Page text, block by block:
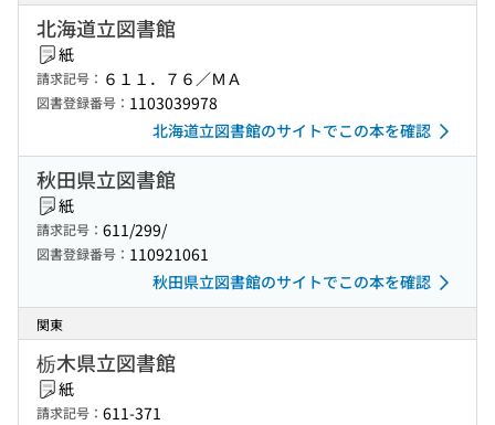
北海道立図書館
紙
請求記号： ６１１．７６／ＭＡ
図書登録番号： 1103039978
北海道立図書館のサイトでこの本を確認
秋田県立図書館
紙
請求記号： 611/299/
図書登録番号： 110921061
秋田県立図書館のサイトでこの本を確認
関東
栃木県立図書館
紙
請求記号： 611-371